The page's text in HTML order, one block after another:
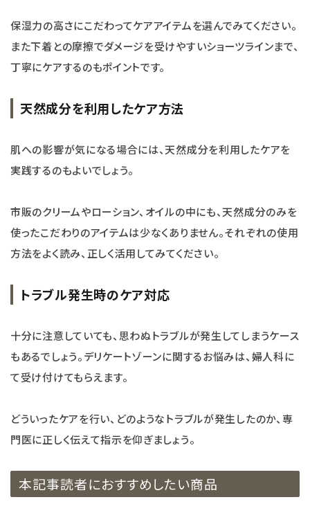
保湿力の高さにこだわってケアアイテムを選んでみてください。
また下着との摩擦でダメージを受けやすいショーツラインまで、
丁寧にケアするのもポイントです。
天然成分を利用したケア方法
肌への影響が気になる場合には、天然成分を利用したケアを
実践するのもよいでしょう。
市販のクリームやローション、オイルの中にも、天然成分のみを
使ったこだわりのアイテムは少なくありません。それぞれの使用
方法をよく読み、正しく活用してみてください。
トラブル発生時のケア対応
十分に注意していても、思わぬトラブルが発生してしまうケース
もあるでしょう。デリケートゾーンに関するお悩みは、婦人科に
て受け付けてもらえます。
どういったケアを行い、どのようなトラブルが発生したのか、専
門医に正しく伝えて指示を仰ぎましょう。
本記事読者におすすめしたい商品